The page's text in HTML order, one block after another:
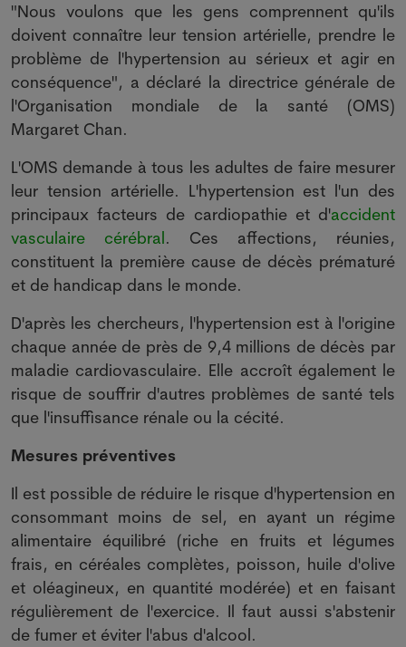
"Nous voulons que les gens comprennent qu'ils
doivent connaître leur tension artérielle, prendre le
problème de l'hypertension au sérieux et agir en
conséquence", a déclaré la directrice générale de
l'Organisation mondiale de la santé (OMS)
Margaret Chan.
L'OMS demande à tous les adultes de faire mesurer
leur tension artérielle. L'hypertension est l'un des
principaux facteurs de cardiopathie et d'accident
vasculaire cérébral. Ces affections, réunies,
constituent la première cause de décès prématuré
et de handicap dans le monde.
D'après les chercheurs, l'hypertension est à l'origine
chaque année de près de 9,4 millions de décès par
maladie cardiovasculaire. Elle accroît également le
risque de souffrir d'autres problèmes de santé tels
que l'insuffisance rénale ou la cécité.
Mesures préventives
Il est possible de réduire le risque d'hypertension en
consommant moins de sel, en ayant un régime
alimentaire équilibré (riche en fruits et légumes
frais, en céréales complètes, poisson, huile d'olive
et oléagineux, en quantité modérée) et en faisant
régulièrement de l'exercice. Il faut aussi s'abstenir
de fumer et éviter l'abus d'alcool.